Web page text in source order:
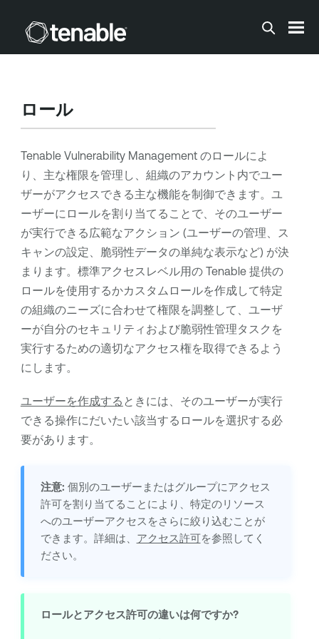
メインコンテンツに移動する
ロール
Tenable Vulnerability Managementのロールによ
り、主な権限を管理し、組織のアカウント内でユー
ザーがアクセスできる主な機能を制御できます。ユ
ーザーにロールを割り当てることで、そのユーザー
が実行できる広範なアクション (ユーザーの管理、ス
キャンの設定、脆弱性データの単純な表示など) が決
まります。標準アクセスレベル用の Tenable提供の
ロールを使用するかカスタムロールを作成して特定
の組織のニーズに合わせて権限を調整して、ユーザ
ーが自分のセキュリティおよび脆弱性管理タスクを
実行するための適切なアクセス権を取得できるよう
にします。
ユーザーを作成する ときには、そのユーザーが実行
できる操作にだいたい該当するロールを選択する必
要があります。
注意: 個別のユーザーまたはグループにアクセス
許可を割り当てることにより、特定のリソース
へのユーザーアクセスをさらに絞り込むことが
できます。詳細は、 アクセス許可を参照してく
ださい。
ロールとアクセス許可の違いは何ですか?